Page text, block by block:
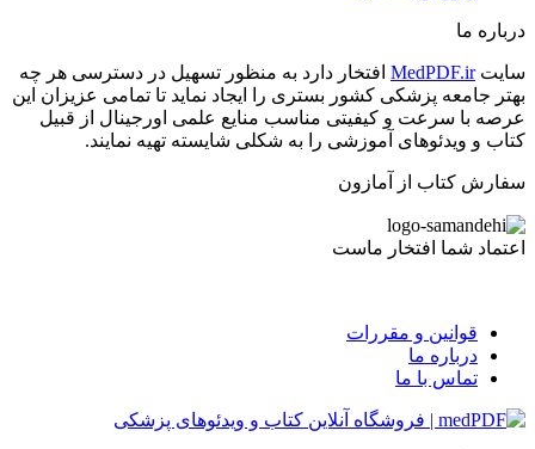
درباره ما
سایتMedPDF.ir افتخار دارد به منظور تسهیل در دسترسی هر چه
بهتر جامعه پزشکی کشور بستری را ایجاد نماید تا تمامی عزیزان این
عرصه با سرعت و کیفیتی مناسب منایع علمی اورجینال از قبیل
کتاب و ویدئوهای آموزشی را به شکلی شایسته تهیه نمایند.
سفارش کتاب از آمازون
اعتماد شما افتخار ماست
قوانین و مقررات
درباره ما
تماس با ما